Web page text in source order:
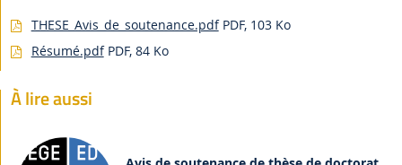
THESE_Avis_de_soutenance.pdf PDF, 103 Ko
Résumé.pdf PDF, 84 Ko
À lire aussi